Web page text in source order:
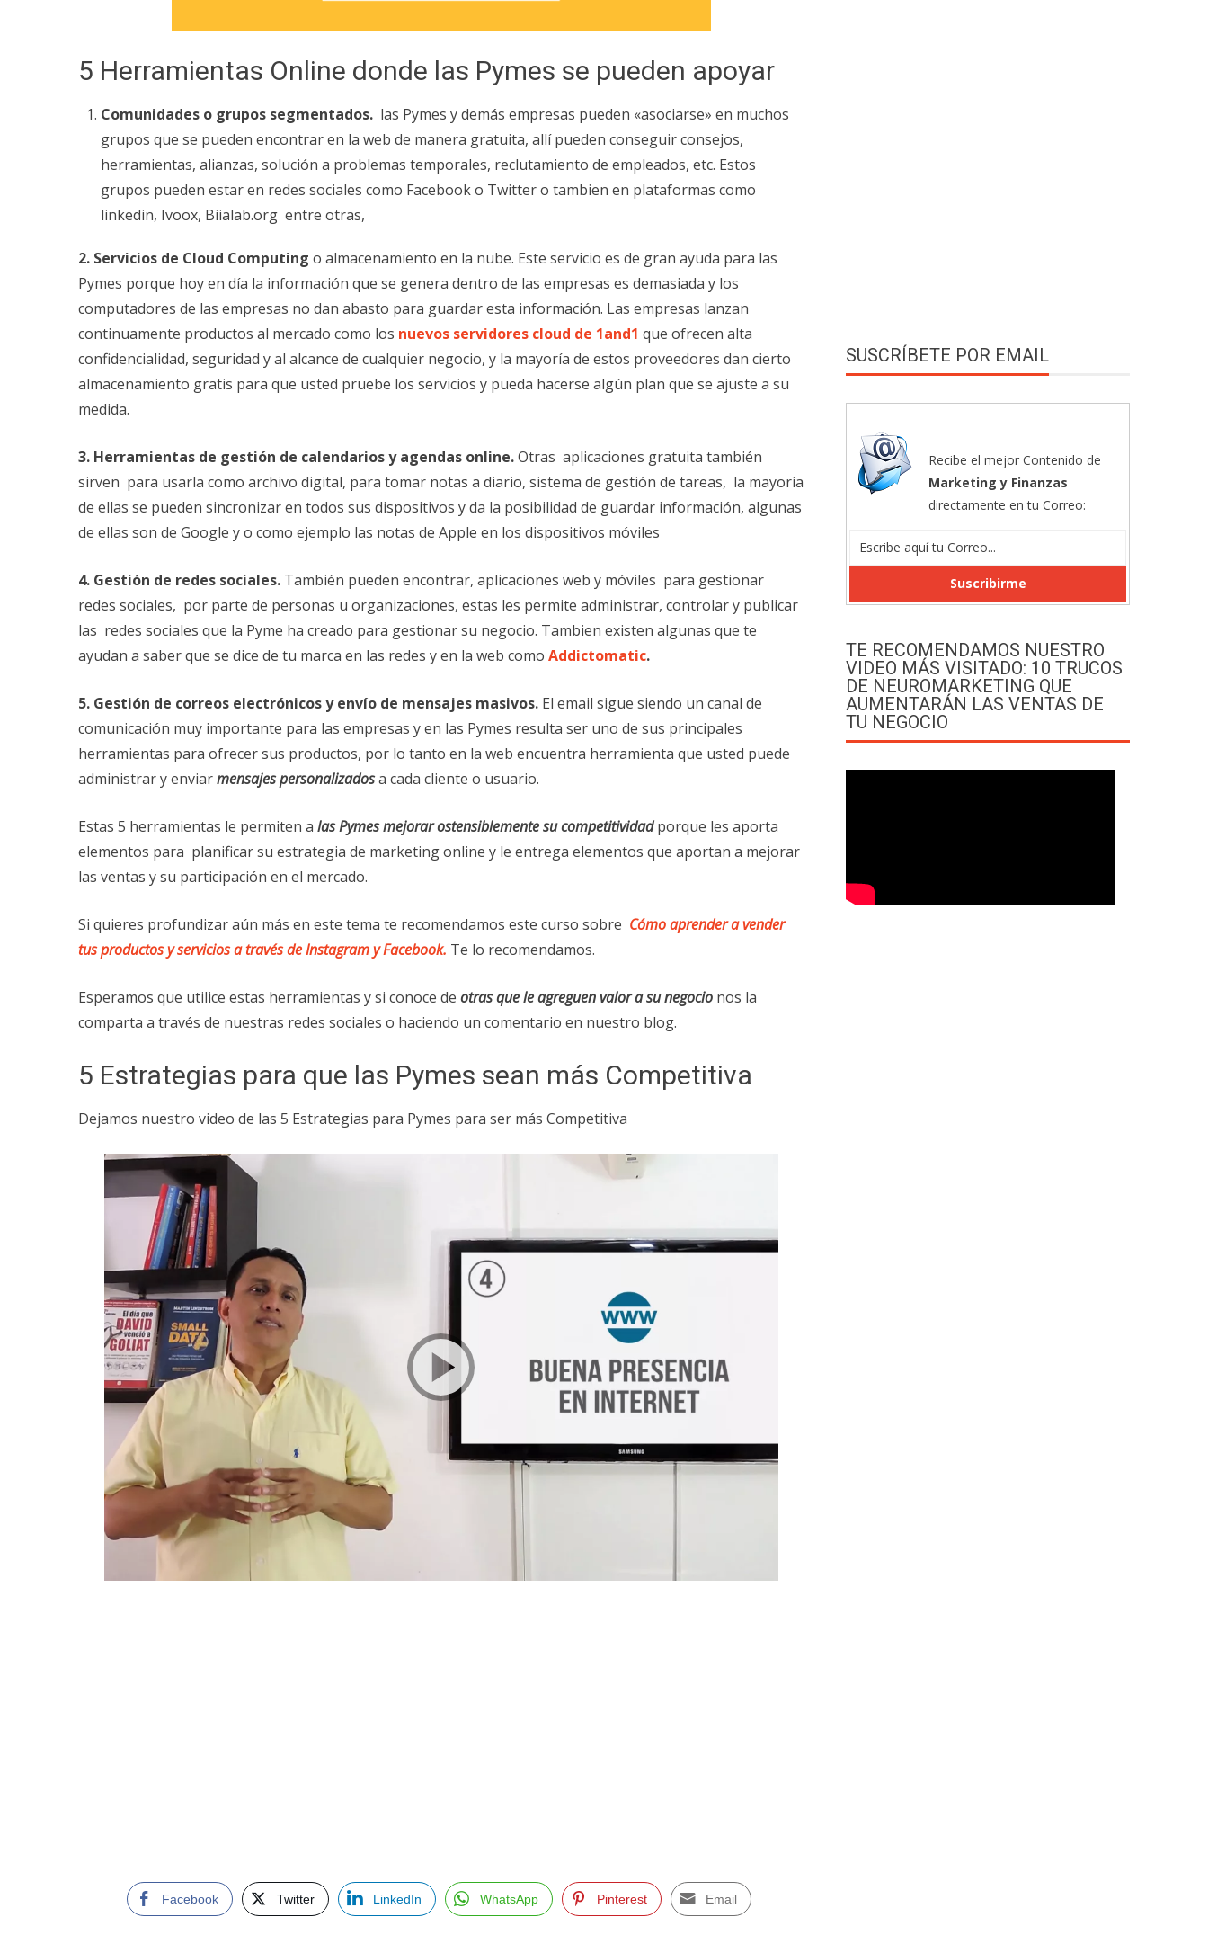
5 Herramientas Online donde las Pymes se pueden apoyar
Comunidades o grupos segmentados. las Pymes y demás empresas pueden «asociarse» en muchos
grupos que se pueden encontrar en la web de manera gratuita, allí pueden conseguir consejos,
herramientas, alianzas, solución a problemas temporales, reclutamiento de empleados, etc. Estos
grupos pueden estar en redes sociales como Facebook o Twitter o tambien en plataformas como
linkedin, Ivoox, Biialab.org entre otras,
2. Servicios de Cloud Computing o almacenamiento en la nube. Este servicio es de gran ayuda para las
Pymes porque hoy en día la información que se genera dentro de las empresas es demasiada y los
computadores de las empresas no dan abasto para guardar esta información. Las empresas lanzan
continuamente productos al mercado como los nuevos servidores cloud de 1and1 que ofrecen alta
confidencialidad, seguridad y al alcance de cualquier negocio, y la mayoría de estos proveedores dan cierto
almacenamiento gratis para que usted pruebe los servicios y pueda hacerse algún plan que se ajuste a su
medida.
3. Herramientas de gestión de calendarios y agendas online.Otras aplicaciones gratuita también
sirven para usarla como archivo digital, para tomar notas a diario, sistema de gestión de tareas, la mayoría
de ellas se pueden sincronizar en todos sus dispositivos y da la posibilidad de guardar información, algunas
de ellas son de Google y o como ejemplo las notas de Apple en los dispositivos móviles
4. Gestión de redes sociales. También pueden encontrar, aplicaciones web y móviles para gestionar
redes sociales, por parte de personas u organizaciones, estas les permite administrar, controlar y publicar
las redes sociales que la Pyme ha creado para gestionar su negocio. Tambien existen algunas que te
ayudan a saber que se dice de tu marca en las redes y en la web como Addictomatic.
5. Gestión de correos electrónicos y envío de mensajes masivos. El email sigue siendo un canal de
comunicación muy importante para las empresas y en las Pymes resulta ser uno de sus principales
herramientas para ofrecer sus productos, por lo tanto en la web encuentra herramienta que usted puede
administrar y enviarmensajes personalizadosa cada cliente o usuario.
Estas 5 herramientas le permiten a las Pymes mejorar ostensiblemente su competitividadporque les aporta
elementos para planificar su estrategia de marketing online y le entrega elementos que aportan a mejorar
las ventas y su participación en el mercado.
Si quieres profundizar aún más en este tema te recomendamos este curso sobre Cómo aprender a vender
tus productos y servicios a través deInstagramyFacebook. Te lo recomendamos.
Esperamos que utilice estas herramientas y si conoce de otras que le agreguen valor a su negocio nos la
comparta a través de nuestras redes sociales o haciendo un comentario en nuestro blog.
5 Estrategias para que las Pymes sean más Competitiva
Dejamos nuestro video de las 5 Estrategias para Pymes para ser más Competitiva
Facebook Twitter LinkedIn WhatsApp Pinterest Email
SUSCRÍBETE POR EMAIL
Recibe el mejor Contenido de
Marketing y Finanzas
directamente en tu Correo:
TE RECOMENDAMOS NUESTRO
VIDEO MÁS VISITADO: 10 TRUCOS
DE NEUROMARKETING QUE
AUMENTARÁN LAS VENTAS DE
TU NEGOCIO